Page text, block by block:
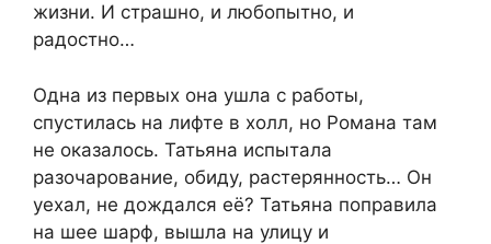
жизни. И страшно, и любопытно, и
радостно…
Одна из первых она ушла с работы,
спустилась на лифте в холл, но Романа там
не оказалось. Татьяна испытала
разочарование, обиду, растерянность… Он
уехал, не дождался её? Татьяна поправила
на шее шарф, вышла на улицу и